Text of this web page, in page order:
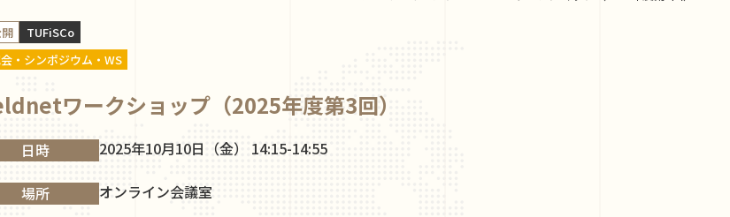
TUFiSCo
・シンポジウム・WS
ワークショップ（2025年度第3回）
日時 2025年10月10日（金） 14:15-14:55
場所 オンライン会議室